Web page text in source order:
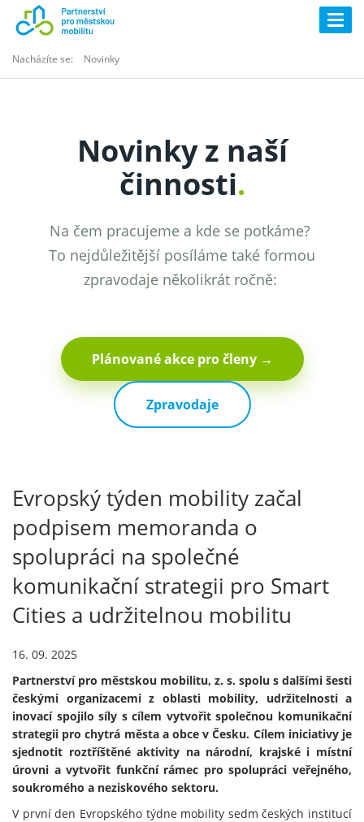
Nacházíte se: Novinky
Novinky z naší
činnosti.
Na čem pracujeme a kde se potkáme?
To nejdůležitější posíláme také formou
zpravodaje několikrát ročně:
Plánované akce pro členy →
Zpravodaje
Evropský týden mobility začal
podpisem memoranda o
spolupráci na společné
komunikační strategii pro Smart
Cities a udržitelnou mobilitu
16. 09. 2025
Partnerství pro městskou mobilitu, z. s. spolu s dalšími šesti
českými organizacemi z oblasti mobility, udržitelnosti a
inovací spojilo síly s cílem vytvořit společnou komunikační
strategii pro chytrá města a obce v Česku. Cílem iniciativy je
sjednotit roztříštěné aktivity na národní, krajské i místní
úrovni a vytvořit funkční rámec pro spolupráci veřejného,
soukromého a neziskového sektoru.
V první den Evropského týdne mobility sedm českých institucí